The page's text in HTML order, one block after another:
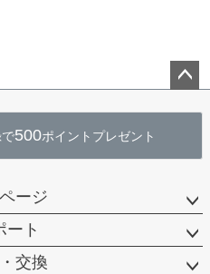
へ
500ポイントプレゼント
ージ
ート
交換